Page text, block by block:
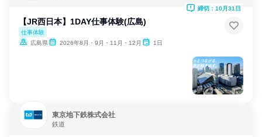
【JR西日本】1DAY仕事体験(広島)
仕事体験
広島県
2026年8月・9月・11月・12月 1日
締切：10月31日
東京地下鉄株式会社
鉄道